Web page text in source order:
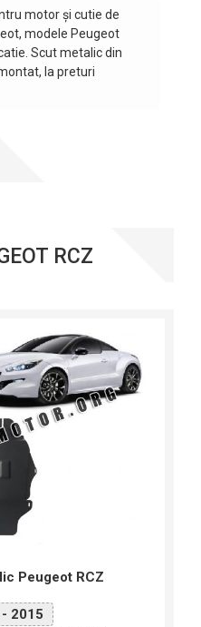
motor și cutie de
modele Peugeot
Scut metalic din
la preturi
RCZ
Peugeot RCZ
2015